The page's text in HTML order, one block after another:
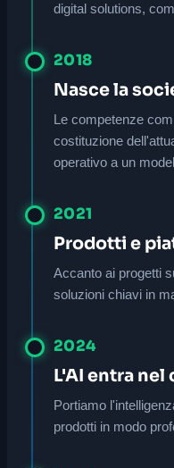
digital solutions,
2018
Nasce la
Le competenze
costituzione
operativo a un
2021
Prodotti e
Accanto ai progetti
soluzioni chiavi in
2024
L'AI entra nel
Portiamo
prodotti in modo